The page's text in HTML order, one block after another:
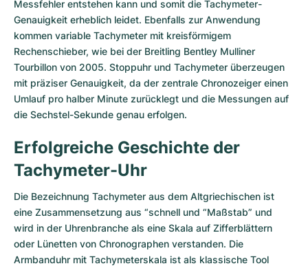
Messfehler entstehen kann und somit die Tachymeter-
Genauigkeit erheblich leidet. Ebenfalls zur Anwen­dung
kommen variable Tachymeter mit kreisförmigem
Rechenschieber, wie bei der Breitling Bentley Mulliner
Tourbillon von 2005. Stoppuhr und Tachymeter überzeugen
mit präziser Genauigkeit, da der zentrale Chronozeiger einen
Umlauf pro halber Minute zurücklegt und die Messungen auf
die Sechstel-Sekunde genau erfolgen.
Erfolgreiche Geschichte der
Tachymeter-Uhr
Die Bezeichnung Tachymeter aus dem Altgriechischen ist
eine Zusammensetzung aus “schnell und “Maßstab” und
wird in der Uhrenbranche als eine Skala auf Zifferblättern
oder Lünetten von Chronographen verstanden. Die
Armbanduhr mit Tachymeterskala ist als klassische Tool